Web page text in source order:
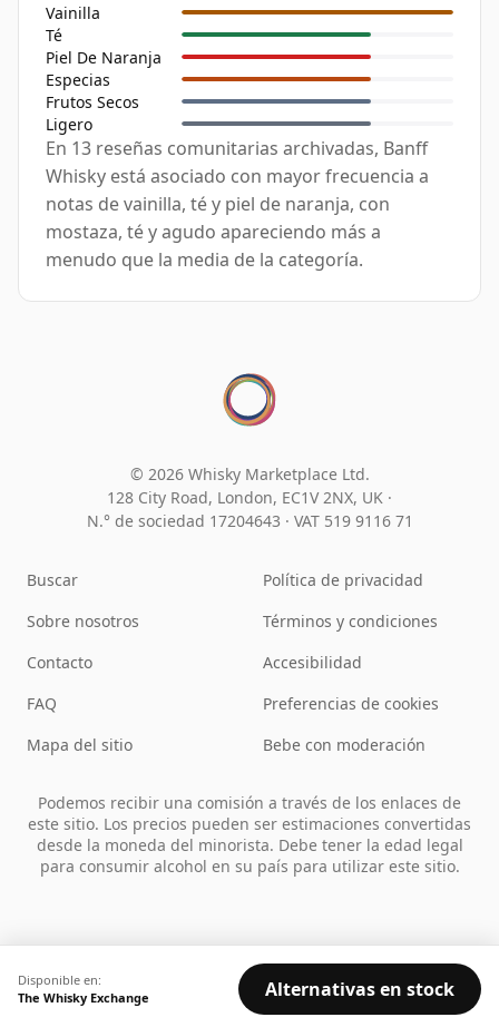
Vainilla
Té
Piel De Naranja
Especias
Frutos Secos
Ligero
En 13 reseñas comunitarias archivadas, Banff
Whisky está asociado con mayor frecuencia a
notas de vainilla, té y piel de naranja, con
mostaza, té y agudo apareciendo más a
menudo que la media de la categoría.
Disponible en:
The Whisky Exchange
Alternativas en stock
© 2026 Whisky Marketplace Ltd.
128 City Road, London, EC1V 2NX, UK ·
N.° de sociedad 17204643 · VAT 519 9116 71
Buscar
Sobre nosotros
Contacto
FAQ
Mapa del sitio
Política de privacidad
Términos y condiciones
Accesibilidad
Preferencias de cookies
Bebe con moderación
Podemos recibir una comisión a través de los enlaces de
este sitio. Los precios pueden ser estimaciones convertidas
desde la moneda del minorista. Debe tener la edad legal
para consumir alcohol en su país para utilizar este sitio.